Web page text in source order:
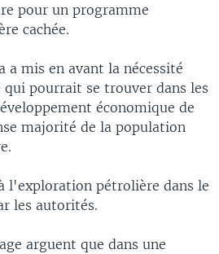
pour un programme
cachée.
a mis en avant la nécessité
pourrait se trouver dans les
économique de
majorité de la population
l'exploration pétrolière dans le
les autorités.
arguent que dans une